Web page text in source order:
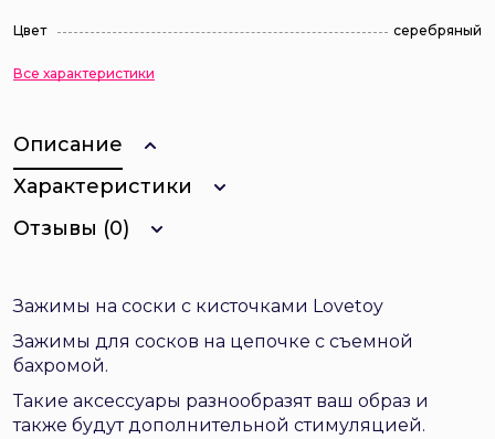
Цвет серебряный
Все характеристики
Описание
Характеристики
Отзывы (0)
Зажимы на соски с кисточками Lovetoy
Зажимы для сосков на цепочке с съемной
бахромой.
Такие аксессуары разнообразят ваш образ и
также будут дополнительной стимуляцией.